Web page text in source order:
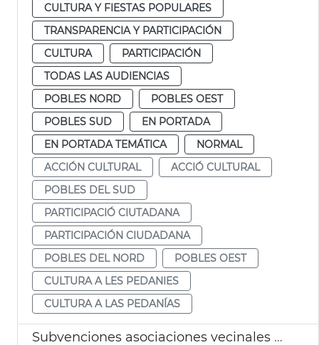
CULTURA Y FIESTAS POPULARES
TRANSPARENCIA Y PARTICIPACIÓN
CULTURA
PARTICIPACIÓN
TODAS LAS AUDIENCIAS
POBLES NORD
POBLES OEST
POBLES SUD
EN PORTADA
EN PORTADA TEMÁTICA
NORMAL
ACCIÓN CULTURAL
ACCIÓ CULTURAL
POBLES DEL SUD
PARTICIPACIÓ CIUTADANA
PARTICIPACIÓN CIUDADANA
POBLES DEL NORD
POBLES OEST
CULTURA A LES PEDANIES
CULTURA A LAS PEDANÍAS
Subvenciones asociaciones vecinales gastos corrientes València 2025